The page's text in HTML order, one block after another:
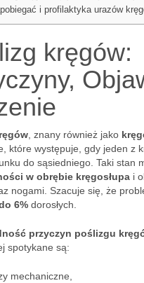
i profilaktyka urazów
kręgów:
, znany również jako
które występuje, gdy jeden z
do sąsiedniego. Taki stan
w obrębie kręgosłupa i
nogami. Szacuje się, że
6% dorosłych.
przyczyn poślizgu
spotykane są:
mechaniczne,